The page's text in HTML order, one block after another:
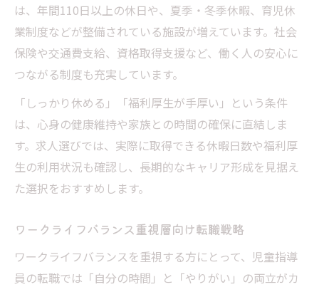
は、年間110日以上の休日や、夏季・冬季休暇、育児休
業制度などが整備されている施設が増えています。社会
保険や交通費支給、資格取得支援など、働く人の安心に
つながる制度も充実しています。
「しっかり休める」「福利厚生が手厚い」という条件
は、心身の健康維持や家族との時間の確保に直結しま
す。求人選びでは、実際に取得できる休暇日数や福利厚
生の利用状況も確認し、長期的なキャリア形成を見据え
た選択をおすすめします。
ワークライフバランス重視層向け転職戦略
ワークライフバランスを重視する方にとって、児童指導
員の転職では「自分の時間」と「やりがい」の両立がカ